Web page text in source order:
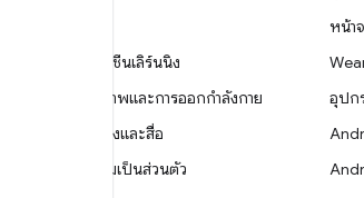
แมชชีนเลิร์นนิง
สุขภาพและการออกกำลังกาย
กล้องและสื่อ
ความเป็นส่วนตัว
หน้า
อุปก